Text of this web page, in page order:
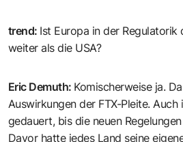
trend: Ist Europa in der
weiter als die USA?
Eric Demuth: Komischerweise ja.
Auswirkungen der FTX-Pleite.
gedauert, bis die neuen
Davor hatte jedes Land seine